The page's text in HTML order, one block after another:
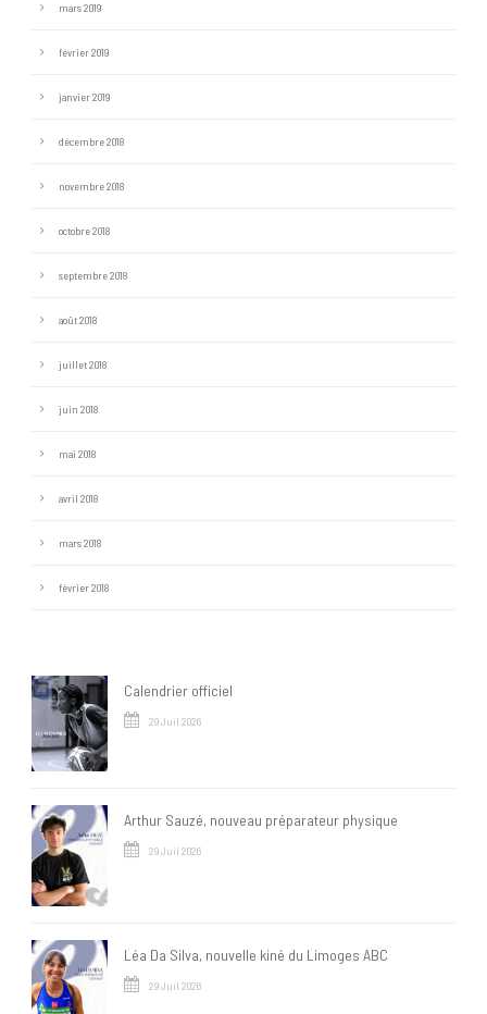
mars 2019
février 2019
janvier 2019
décembre 2018
novembre 2018
octobre 2018
septembre 2018
août 2018
juillet 2018
juin 2018
mai 2018
avril 2018
mars 2018
février 2018
Calendrier officiel
29 Juil 2026
Arthur Sauzé, nouveau préparateur physique
29 Juil 2026
Léa Da Silva, nouvelle kiné du Limoges ABC
29 Juil 2026